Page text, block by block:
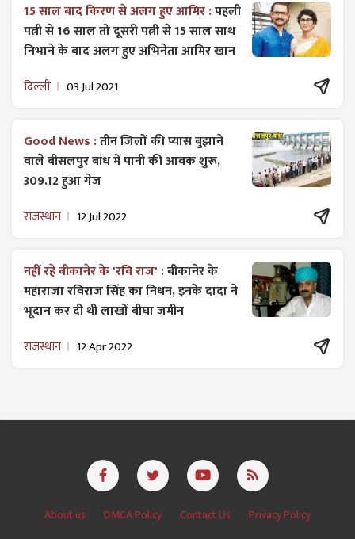
15 साल बाद किरण से अलग हुए आमिर :पहली
पत्नी से 16 साल तो दूसरी पत्नी से 15 साल साथ
निभाने के बाद अलग हुए अभिनेता आमिर खान
दिल्ली 03 Jul 2021
Good News :तीन जिलों की प्यास बुझाने
वाले बीसलपुर बांध में पानी की आवक शुरू,
309.12 हुआ गेज
राजस्थान 12 Jul 2022
नहीं रहे बीकानेर के 'रवि राज' :बीकानेर के
महाराजा रविराज सिंह का निधन, इनके दादा ने
भूदान कर दी थी लाखों बीघा जमीन
राजस्थान 12 Apr 2022
About us DMCA Policy Contact Us Privacy Policy